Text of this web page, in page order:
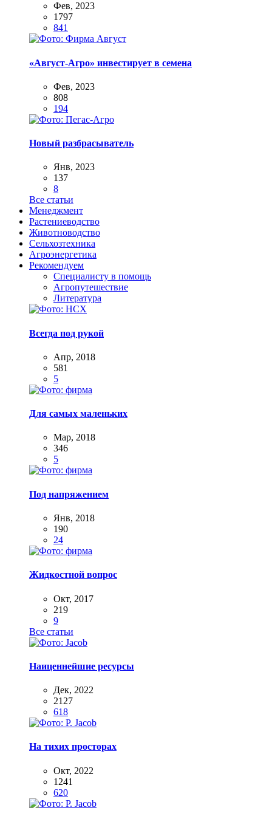
Фев, 2023
1797
841
«Август-Агро» инвестирует в семена
Фев, 2023
808
194
Новый разбрасыватель
Янв, 2023
137
8
Все статьи
Менеджмент
Растениеводство
Животноводство
Сельхозтехника
Агроэнергетика
Рекомендуем
Специалисту в помощь
Агропутешествие
Литература
Всегда под рукой
Апр, 2018
581
5
Для самых маленьких
Мар, 2018
346
5
Под напряжением
Янв, 2018
190
24
Жидкостной вопрос
Окт, 2017
219
9
Все статьи
Наиценнейшие ресурсы
Дек, 2022
2127
618
На тихих просторах
Окт, 2022
1241
620